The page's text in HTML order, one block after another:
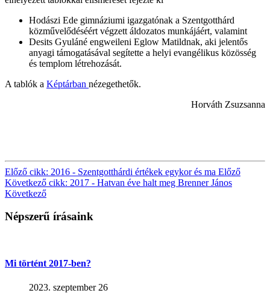
Hodászi Ede gimnáziumi igazgatónak a Szentgotthárd
közművelődéséért végzett áldozatos munkájáért, valamint
Desits Gyuláné engweileni Eglow Matildnak, aki jelentős
anyagi támogatásával segítette a helyi evangélikus közösség
és templom létrehozását.
A tablók a Képtárban nézegethetők.
Horváth Zsuzsanna
Előző cikk: 2016 - Szentgotthárdi értékek egykor és ma Előző
Következő cikk: 2017 - Hatvan éve halt meg Brenner János
Következő
Népszerű írásaink
Mi történt 2017-ben?
2023. szeptember 26